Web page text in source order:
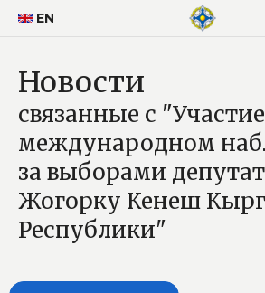
EN
Новости
связанные с
международном
за выборами
Жогорку Кенеш
Республики"